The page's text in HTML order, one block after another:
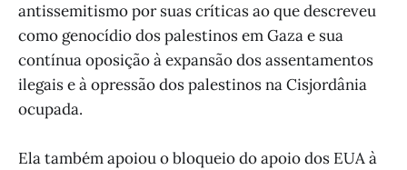
antissemitismo por suas críticas ao que descreveu
como genocídio dos palestinos em Gaza e sua
contínua oposição à expansão dos assentamentos
ilegais e à opressão dos palestinos na Cisjordânia
ocupada.
Ela também apoiou o bloqueio do apoio dos EUA à